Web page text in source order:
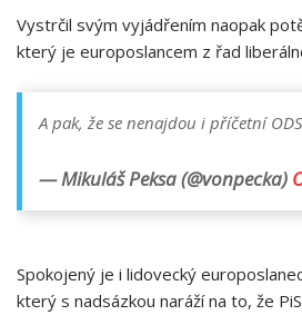
Vystrčil svým vyjádřením naopak
který je europoslancem z řad
A pak, že se nenajdou i příčetní
— Mikuláš Peksa (@vonpecka)
Spokojený je i lidovecký
který s nadsázkou naráží na to, že